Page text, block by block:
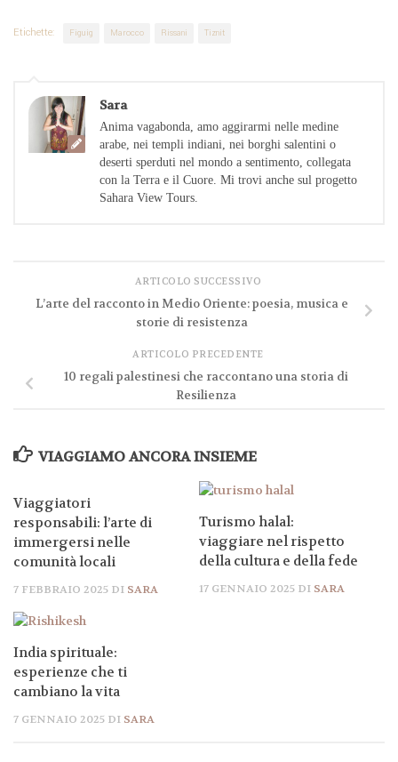
Etichette: Figuig Marocco Rissani Tiznit
Sara
Anima vagabonda, amo aggirarmi nelle medine
arabe, nei templi indiani, nei borghi salentini o
deserti sperduti nel mondo a sentimento, collegata
con la Terra e il Cuore. Mi trovi anche sul progetto
Sahara View Tours.
ARTICOLO SUCCESSIVO
L’arte del racconto in Medio Oriente: poesia, musica e
storie di resistenza
ARTICOLO PRECEDENTE
10 regali palestinesi che raccontano una storia di
Resilienza
VIAGGIAMO ANCORA INSIEME
Viaggiatori
responsabili: l’arte di
immergersi nelle
comunità locali
7 FEBBRAIO 2025 DI SARA
Turismo halal:
viaggiare nel rispetto
della cultura e della fede
17 GENNAIO 2025DI SARA
India spirituale:
esperienze che ti
cambiano la vita
7 GENNAIO 2025 DI SARA